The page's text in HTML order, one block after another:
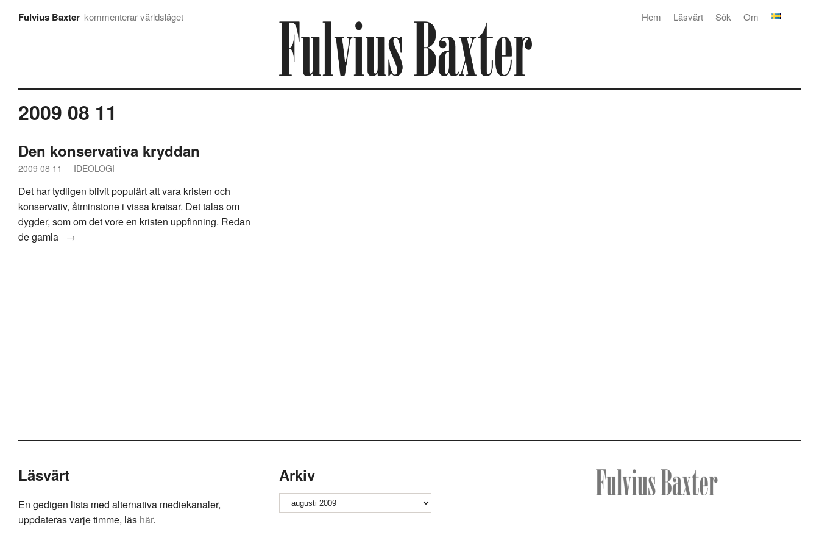
Fulvius Baxter kommenterar världsläget Om
Sök
Läsvärt
Hem
2009 08 11
Den konservativa kryddan
2009 08 11 IDEOLOGI
Det har tydligen blivit populärt att vara kristen och
konservativ, åtminstone i vissa kretsar. Det talas om
dygder, som om det vore en kristen uppfinning. Redan
de gamla
→
Läsvärt
En gedigen lista med alternativa mediekanaler,
uppdateras varje timme, läs här.
Arkiv
Arkiv